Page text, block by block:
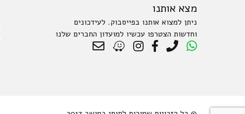
מצא אותנו
ניתן למצוא אותנו בפייסבוק. לעידכונים
וחדשות הצטרפו עכשיו למועדון החברים שלנו